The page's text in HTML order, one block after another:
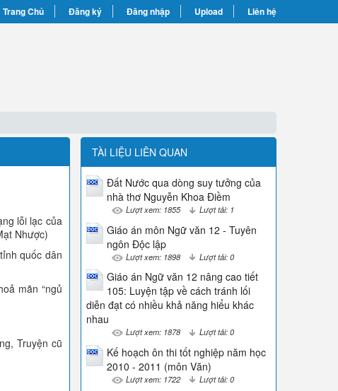
Trang Chủ Đăng ký Đăng nhập Upload Liên hệ
lỗi lạc của
Nhược)
quốc dân
mãn “ngủ
Truyện cũ
TÀI LIỆU LIÊN QUAN
Đất Nước qua dòng suy tưởng của
nhà thơ Nguyễn Khoa Điềm
Lượt xem: 1855 Lượt tải: 1
Giáo án môn Ngữ văn 12 - Tuyên
ngôn Độc lập
Lượt xem: 1898 Lượt tải: 0
Giáo án Ngữ văn 12 nâng cao tiết
105: Luyện tập về cách tránh lối
diễn đạt có nhiều khả năng hiểu khác
nhau
Lượt xem: 1878 Lượt tải: 0
Kế hoạch ôn thi tốt nghiệp năm học
2010 - 2011 (môn Văn)
Lượt xem: 1722 Lượt tải: 0